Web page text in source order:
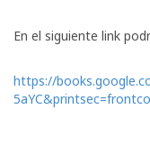
En el siguiente link
https://